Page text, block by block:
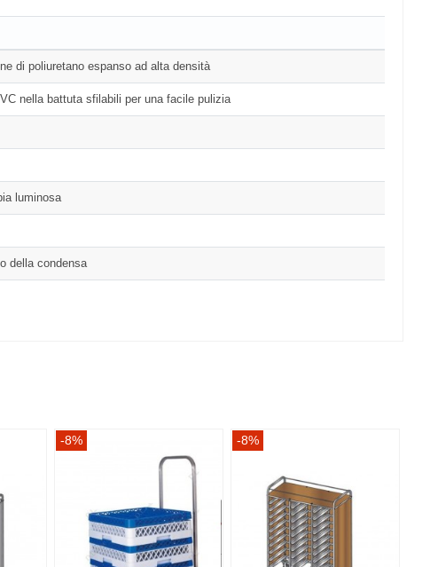
di poliuretano espanso ad alta densità
nella battuta sfilabili per una facile pulizia
luminosa
della condensa
-8% -8%